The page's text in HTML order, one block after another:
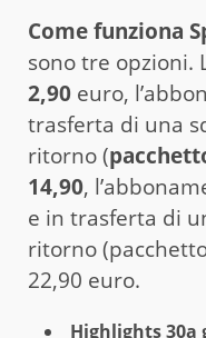
Come funziona
sono tre opzioni.
2,90 euro,
trasferta di una
ritorno (
14,90,
e in trasferta di
ritorno
22,90 euro.
Highlights 30a